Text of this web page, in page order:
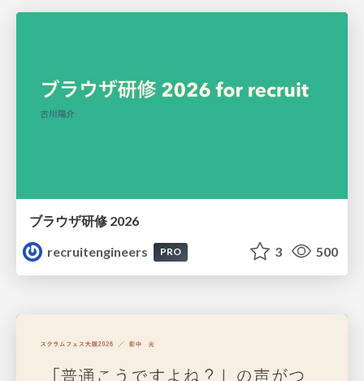
ブラウザ研修 2026
recruitengineers
PRO 3 500